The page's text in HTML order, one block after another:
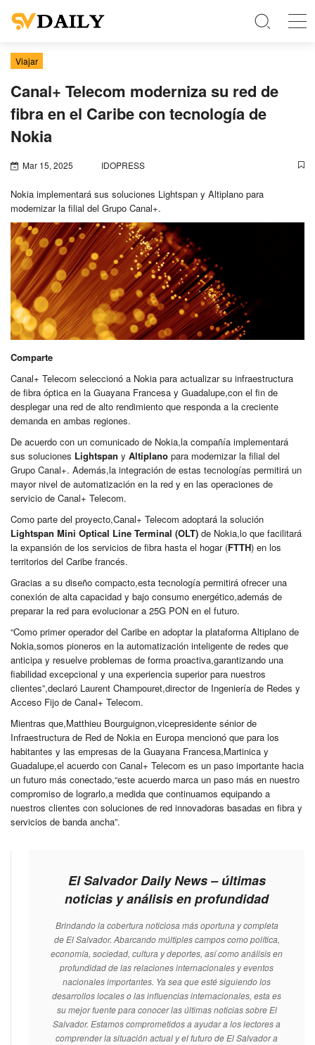
Viajar
Canal+ Telecom moderniza su red de
fibra en el Caribe con tecnología de
Nokia
Mar 15, 2025 IDOPRESS
Nokia implementará sus soluciones Lightspan y Altiplano para
modernizar la filial del Grupo Canal+.
Comparte
Canal+ Telecom seleccionó a Nokia para actualizar su infraestructura
de fibra óptica en la Guayana Francesa y Guadalupe,con el fin de
desplegar una red de alto rendimiento que responda a la creciente
demanda en ambas regiones.
De acuerdo con un comunicado de Nokia,la compañía implementará
sus soluciones Lightspan y Altiplano para modernizar la filial del
Grupo Canal+. Además,la integración de estas tecnologías permitirá un
mayor nivel de automatización en la red y en las operaciones de
servicio de Canal+ Telecom.
Como parte del proyecto,Canal+ Telecom adoptará la solución
Lightspan Mini Optical Line Terminal (OLT) de Nokia,lo que facilitará
la expansión de los servicios de fibra hasta el hogar (FTTH) en los
territorios del Caribe francés.
Gracias a su diseño compacto,esta tecnología permitirá ofrecer una
conexión de alta capacidad y bajo consumo energético,además de
preparar la red para evolucionar a 25G PON en el futuro.
“Como primer operador del Caribe en adoptar la plataforma Altiplano de
Nokia,somos pioneros en la automatización inteligente de redes que
anticipa y resuelve problemas de forma proactiva,garantizando una
fiabilidad excepcional y una experiencia superior para nuestros
clientes”,declaró Laurent Champouret,director de Ingeniería de Redes y
Acceso Fijo de Canal+ Telecom.
Mientras que,Matthieu Bourguignon,vicepresidente sénior de
Infraestructura de Red de Nokia en Europa mencionó que para los
habitantes y las empresas de la Guayana Francesa,Martinica y
Guadalupe,el acuerdo con Canal+ Telecom es un paso importante hacia
un futuro más conectado,“este acuerdo marca un paso más en nuestro
compromiso de lograrlo,a medida que continuamos equipando a
nuestros clientes con soluciones de red innovadoras basadas en fibra y
servicios de banda ancha”.
El Salvador Daily News – últimas
noticias y análisis en profundidad
Brindando la cobertura noticiosa más oportuna y completa
de El Salvador. Abarcando múltiples campos como política,
economía, sociedad, cultura y deportes, así como análisis en
profundidad de las relaciones internacionales y eventos
nacionales importantes. Ya sea que esté siguiendo los
desarrollos locales o las influencias internacionales, esta es
su mejor fuente para conocer las últimas noticias sobre El
Salvador. Estamos comprometidos a ayudar a los lectores a
comprender la situación actual y el futuro de El Salvador a